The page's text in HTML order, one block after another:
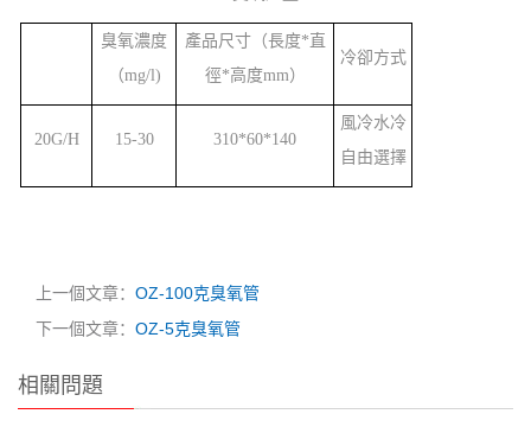
臭氧濃度
（mg/l)
產品尺寸（長度* 直
徑*高度mm）
冷卻方式
20G/H 15-30 310*60*140
風冷水冷
自由選擇
上一個文章： OZ-100克臭氧管
下一個文章： OZ-5克臭氧管
相關問題